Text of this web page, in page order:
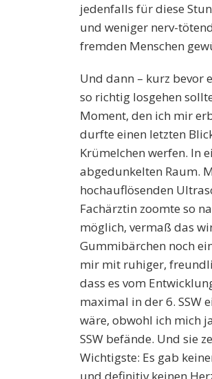
jedenfalls für diese
und weniger nerv-
fremden Menschen
Und dann – kurz bevor
so richtig losgehen
Moment, den ich mir
durfte einen letzten
Krümelchen werfen. In
abgedunkelten Raum.
hochauflösenden
Fachärztin zoomte so
möglich, vermaß das
Gummibärchen noch
mir mit ruhiger,
dass es vom
maximal in der 6. SSW
wäre, obwohl ich mich
SSW befände. Und sie
Wichtigste: Es gab